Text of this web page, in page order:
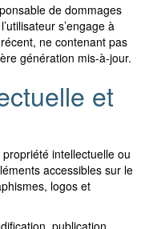
de dommages
s’engage à
ne contenant pas
génération mis-à-jour.
et
intellectuelle ou
accessibles sur le
logos et
publication,